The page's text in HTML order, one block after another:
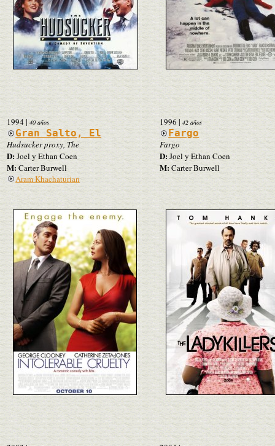
1994| 40 años
Gran Salto, El
Hudsucker proxy, The
D:Joel y Ethan Coen
M: Carter Burwell
Aram Khachaturian
1996 | 42 años
Fargo
Fargo
D:Joel y Ethan Coen
M: Carter Burwell